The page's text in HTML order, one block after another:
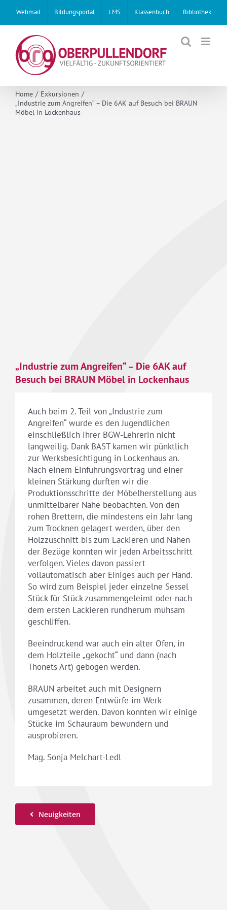
content
Webmail Bildungsportal LMS Klassenbuch Bibliothek
Home
Exkursionen
„Industrie zum Angreifen“ – Die 6AK auf Besuch bei BRAUN
Möbel in Lockenhaus
„Industrie zum Angreifen“ – Die 6AK auf
Besuch bei BRAUN Möbel in Lockenhaus
Auch beim 2. Teil von „Industrie zum
Angreifen“ wurde es den Jugendlichen
einschließlich ihrer BGW-Lehrerin nicht
langweilig. Dank BAST kamen wir pünktlich
zur Werksbesichtigung in Lockenhaus an.
Nach einem Einführungsvortrag und einer
kleinen Stärkung durften wir die
Produktionsschritte der Möbelherstellung aus
unmittelbarer Nähe beobachten. Von den
rohen Brettern, die mindestens ein Jahr lang
zum Trocknen gelagert werden, über den
Holzzuschnitt bis zum Lackieren und Nähen
der Bezüge konnten wir jeden Arbeitsschritt
verfolgen. Vieles davon passiert
vollautomatisch aber Einiges auch per Hand.
So wird zum Beispiel jeder einzelne Sessel
Stück für Stück zusammengeleimt oder nach
dem ersten Lackieren rundherum mühsam
geschliffen.
Beeindruckend war auch ein alter Ofen, in
dem Holzteile „gekocht“ und dann (nach
Thonets Art) gebogen werden.
BRAUN arbeitet auch mit Designern
zusammen, deren Entwürfe im Werk
umgesetzt werden. Davon konnten wir einige
Stücke im Schauraum bewundern und
ausprobieren.
Mag. Sonja Melchart-Ledl
Neuigkeiten